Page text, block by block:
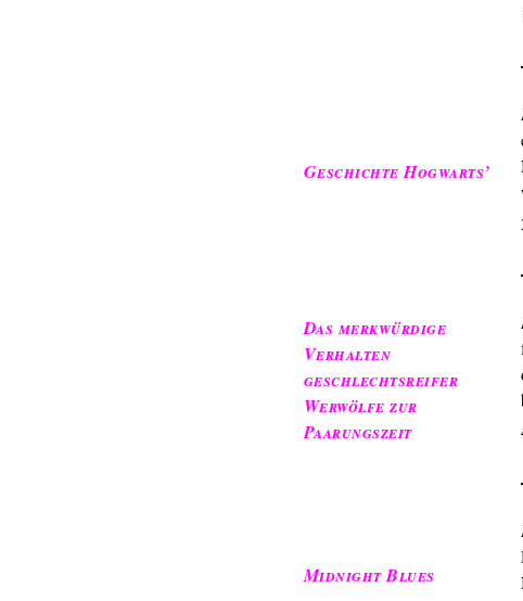
Geschichte Hogwarts’
Das merkwürdige
Verhalten
geschlechtsreifer
Werwölfe zur
Paarungszeit
Midnight Blues